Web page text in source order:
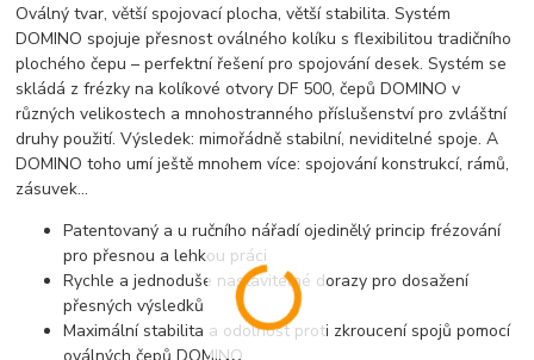
Oválný tvar, větší spojovací plocha, větší stabilita. Systém
DOMINO spojuje přesnost oválného kolíku s flexibilitou tradičního
plochého čepu – perfektní řešení pro spojování desek. Systém se
skládá z frézky na kolíkové otvory DF 500, čepů DOMINO v
různých velikostech a mnohostranného příslušenství pro zvláštní
druhy použití. Výsledek: mimořádně stabilní, neviditelné spoje. A
DOMINO toho umí ještě mnohem více: spojování konstrukcí, rámů,
zásuvek...
Patentovaný a u ručního nářadí ojedinělý princip frézování
pro přesnou a lehkou práci
Rychle a jednoduše nastavitelné dorazy pro dosažení
přesných výsledků
Maximální stabilita a odolnost proti zkroucení spojů pomocí